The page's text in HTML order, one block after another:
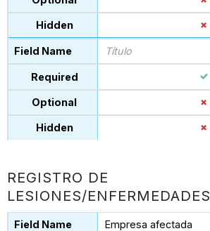
Título
REGISTRO DE
LESIONES/ENFERMEDADES
Empresa afectada